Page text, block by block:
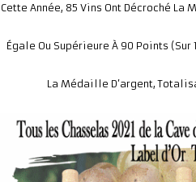
Cette Année, 85 Vins Ont Décroché La
Égale Ou Supérieure À 90 Points (sur
La Médaille D’argent,